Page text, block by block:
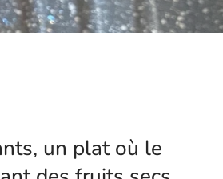
un plat où le